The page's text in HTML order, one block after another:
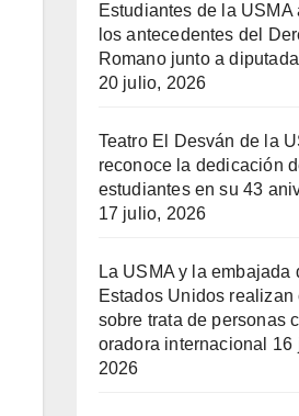
Estudiantes de la USMA
los antecedentes del
Romano junto a
20 julio, 2026
Teatro El Desván de la
reconoce la dedicación
estudiantes en su 43
17 julio, 2026
La USMA y la embajada
Estados Unidos realizan
sobre trata de personas
oradora internacional
16
2026